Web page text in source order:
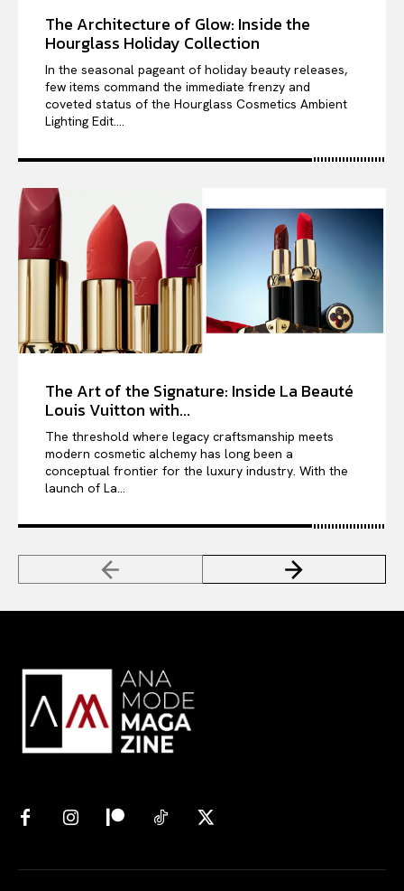
The Architecture of Glow: Inside the
Hourglass Holiday Collection
In the seasonal pageant of holiday beauty releases,
few items command the immediate frenzy and
coveted status of the Hourglass Cosmetics Ambient
Lighting Edit....
The Art of the Signature: Inside La Beauté
Louis Vuitton with...
The threshold where legacy craftsmanship meets
modern cosmetic alchemy has long been a
conceptual frontier for the luxury industry. With the
launch of La...